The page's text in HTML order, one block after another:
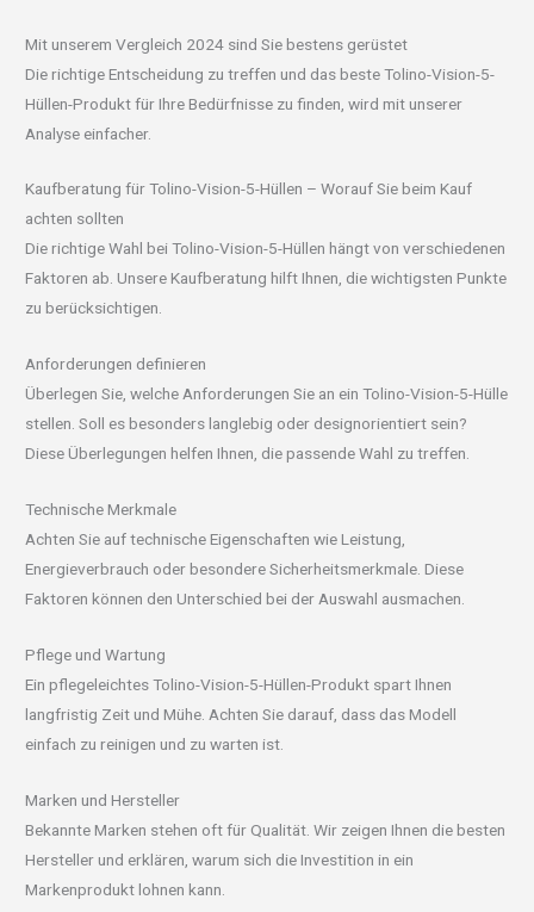
Mit unserem Vergleich 2024 sind Sie bestens gerüstet
Die richtige Entscheidung zu treffen und das beste Tolino-Vision-5-
Hüllen-Produkt für Ihre Bedürfnisse zu finden, wird mit unserer
Analyse einfacher.
Kaufberatung für Tolino-Vision-5-Hüllen – Worauf Sie beim Kauf
achten sollten
Die richtige Wahl bei Tolino-Vision-5-Hüllen hängt von verschiedenen
Faktoren ab. Unsere Kaufberatung hilft Ihnen, die wichtigsten Punkte
zu berücksichtigen.
Anforderungen definieren
Überlegen Sie, welche Anforderungen Sie an ein Tolino-Vision-5-Hülle
stellen. Soll es besonders langlebig oder designorientiert sein?
Diese Überlegungen helfen Ihnen, die passende Wahl zu treffen.
Technische Merkmale
Achten Sie auf technische Eigenschaften wie Leistung,
Energieverbrauch oder besondere Sicherheitsmerkmale. Diese
Faktoren können den Unterschied bei der Auswahl ausmachen.
Pflege und Wartung
Ein pflegeleichtes Tolino-Vision-5-Hüllen-Produkt spart Ihnen
langfristig Zeit und Mühe. Achten Sie darauf, dass das Modell
einfach zu reinigen und zu warten ist.
Marken und Hersteller
Bekannte Marken stehen oft für Qualität. Wir zeigen Ihnen die besten
Hersteller und erklären, warum sich die Investition in ein
Markenprodukt lohnen kann.